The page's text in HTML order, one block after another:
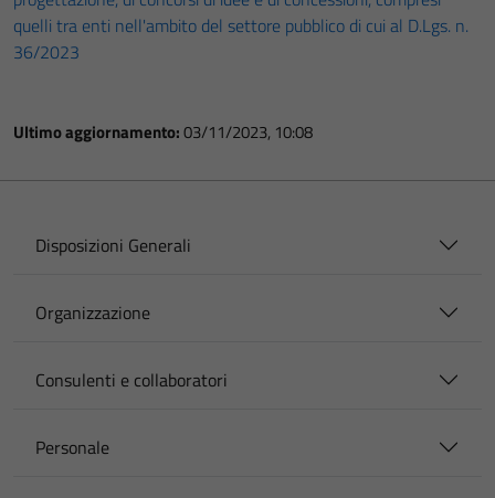
quelli tra enti nell'ambito del settore pubblico di cui al D.Lgs. n.
36/2023
Ultimo aggiornamento:03/11/2023, 10:08
Disposizioni Generali
Organizzazione
Consulenti e collaboratori
Personale